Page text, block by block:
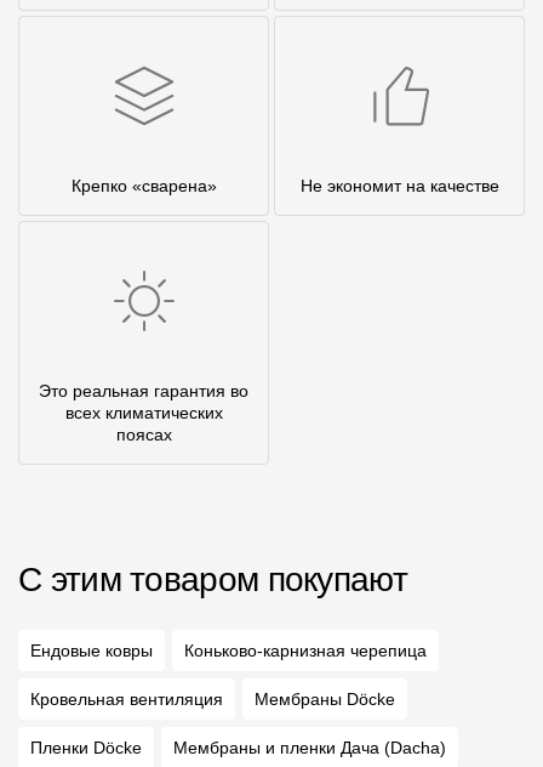
Крепко «сварена» Не экономит на качестве
Это реальная гарантия во
всех климатических
поясах
С этим товаром покупают
Ендовые ковры Коньково-карнизная черепица
Кровельная вентиляция Мембраны Döcke
Пленки Döcke Мембраны и пленки Дача (Dacha)